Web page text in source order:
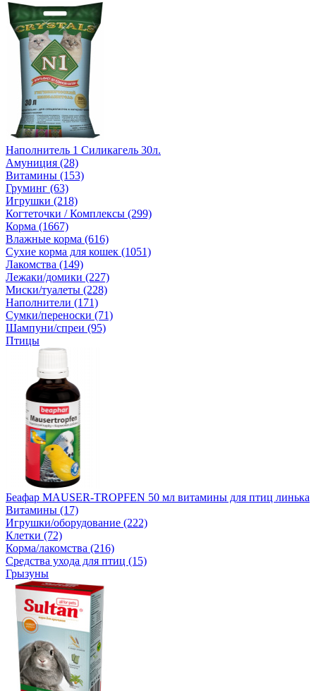
Наполнитель 1 Силикагель 30л.
Амуниция (28)
Витамины (153)
Груминг (63)
Игрушки (218)
Когтеточки / Комплексы (299)
Корма (1667)
Влажные корма (616)
Сухие корма для кошек (1051)
Лакомства (149)
Лежаки/домики (227)
Миски/туалеты (228)
Наполнители (171)
Сумки/переноски (71)
Шампуни/спреи (95)
Птицы
Беафар MAUSER-TROPFEN 50 мл витамины для птиц линька
Витамины (17)
Игрушки/оборудование (222)
Клетки (72)
Корма/лакомства (216)
Средства ухода для птиц (15)
Грызуны